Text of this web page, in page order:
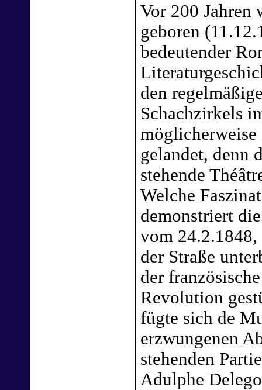
Vor 200 Jahren
geboren
bedeutender
den
Schachzirkels
gelandet, denn
stehende
Welche
demonstriert
vom 24.2.1848,
der Straße
der
Revolution
fügte sich de
erzwungenen
stehenden
Adulphe